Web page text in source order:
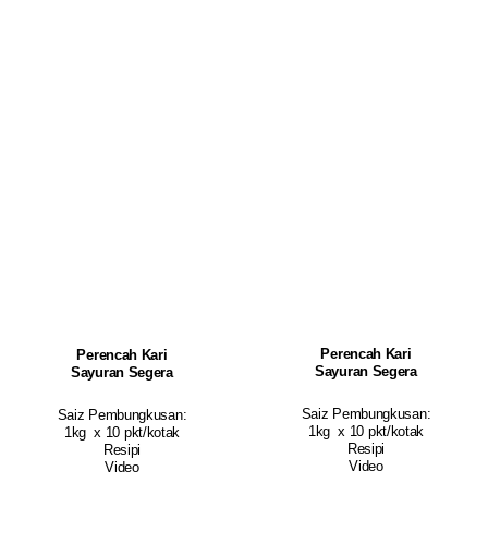
Perencah Kari
Sayuran Segera
Saiz Pembungkusan:
1kg x 10 pkt/kotak
Resipi
Video
Perencah Kari
Sayuran Segera
Saiz Pembungkusan:
1kg x 10 pkt/kotak
Resipi
Video